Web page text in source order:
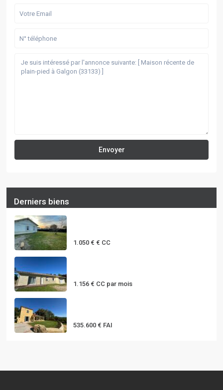
Derniers biens
1.050 € € CC
1.156 € CC par mois
535.600 € FAI